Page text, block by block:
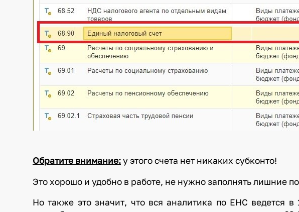
Обратите внимание:у этого счета нет никаких субконто!
Это хорошо и удобно в работе, не нужно заполнять лишние
Но также это значит, что вся аналитика по ЕНС ведется в